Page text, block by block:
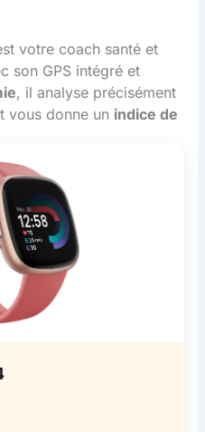
votre coach santé et
son GPS intégré et
, il analyse précisément
vous donne un indice de